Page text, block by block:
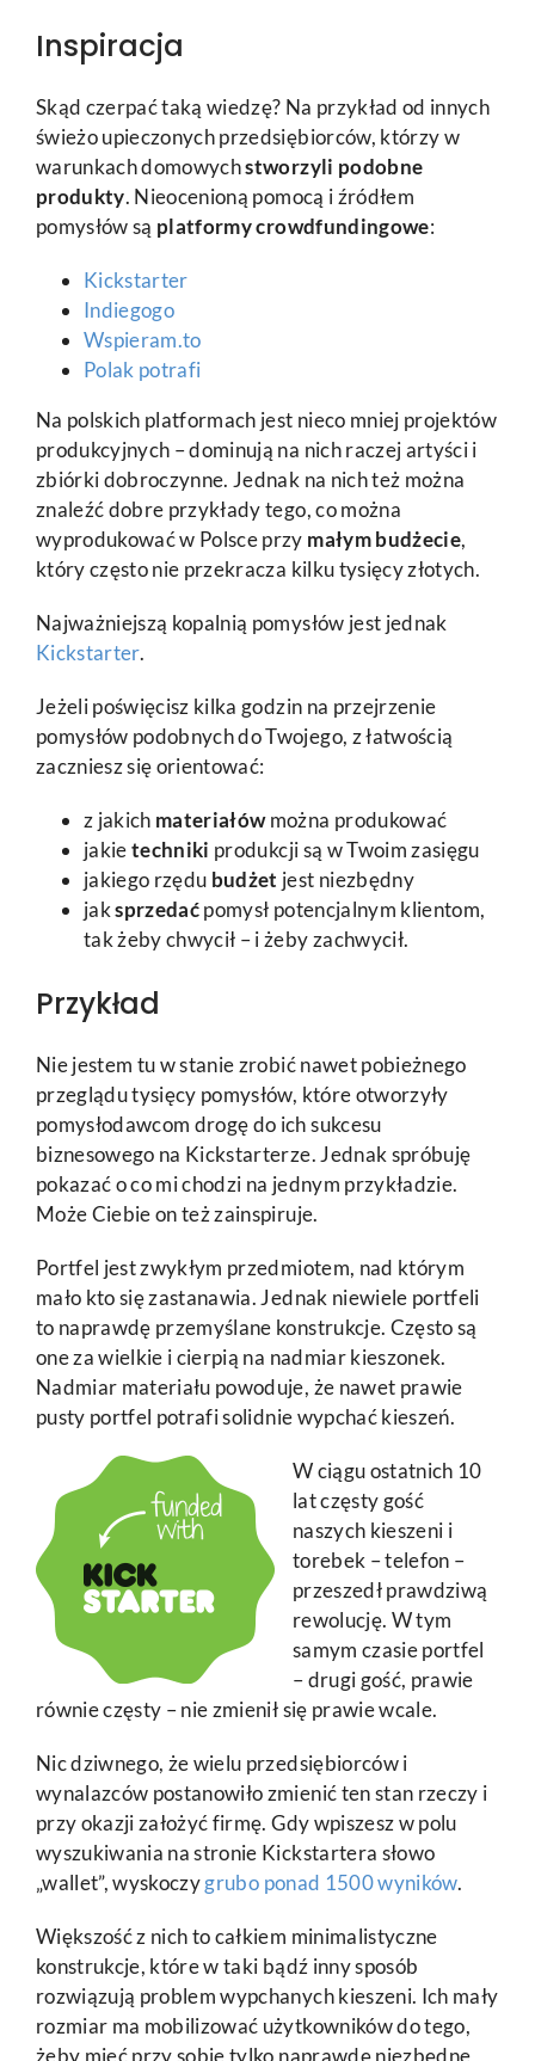
Inspiracja
Skąd czerpać taką wiedzę? Na przykład od innych
świeżo upieczonych przedsiębiorców, którzy w
warunkach domowychstworzyli podobne
produkty. Nieocenioną pomocą i źródłem
pomysłów są platformy crowdfundingowe:
Kickstarter
Indiegogo
Wspieram.to
Polak potrafi
Na polskich platformach jest nieco mniej projektów
produkcyjnych – dominują na nich raczej artyści i
zbiórki dobroczynne. Jednak na nich też można
znaleźć dobre przykłady tego, co można
wyprodukować w Polsce przy małym budżecie,
który często nie przekracza kilku tysięcy złotych.
Najważniejszą kopalnią pomysłów jest jednak
Kickstarter.
Jeżeli poświęcisz kilka godzin na przejrzenie
pomysłów podobnych do Twojego, z łatwością
zaczniesz się orientować:
z jakich materiałówmożna produkować
jakietechniki produkcji są w Twoim zasięgu
jakiego rzędu budżet jest niezbędny
jaksprzedaćpomysł potencjalnym klientom,
tak żeby chwycił – i żeby zachwycił.
Przykład
Nie jestem tu w stanie zrobić nawet pobieżnego
przeglądu tysięcy pomysłów, które otworzyły
pomysłodawcom drogę do ich sukcesu
biznesowego na Kickstarterze. Jednak spróbuję
pokazać o co mi chodzi na jednym przykładzie.
Może Ciebie on też zainspiruje.
Portfel jest zwykłym przedmiotem, nad którym
mało kto się zastanawia. Jednak niewiele portfeli
to naprawdę przemyślane konstrukcje. Często są
one za wielkie i cierpią na nadmiar kieszonek.
Nadmiar materiału powoduje, że nawet prawie
pusty portfel potrafi solidnie wypchać kieszeń.
W ciągu ostatnich 10
lat częsty gość
naszych kieszeni i
torebek – telefon –
przeszedł prawdziwą
rewolucję. W tym
samym czasie portfel
– drugi gość, prawie
równie częsty – nie zmienił się prawie wcale.
Nic dziwnego, że wielu przedsiębiorców i
wynalazców postanowiło zmienić ten stan rzeczy i
przy okazji założyć firmę. Gdy wpiszesz w polu
wyszukiwania na stronie Kickstartera słowo
„wallet”, wyskoczygrubo ponad 1500 wyników.
Większość z nich to całkiem minimalistyczne
konstrukcje, które w taki bądź inny sposób
rozwiązują problem wypchanych kieszeni. Ich mały
rozmiar ma mobilizować użytkowników do tego,
żeby mieć przy sobie tylko naprawdę niezbędne